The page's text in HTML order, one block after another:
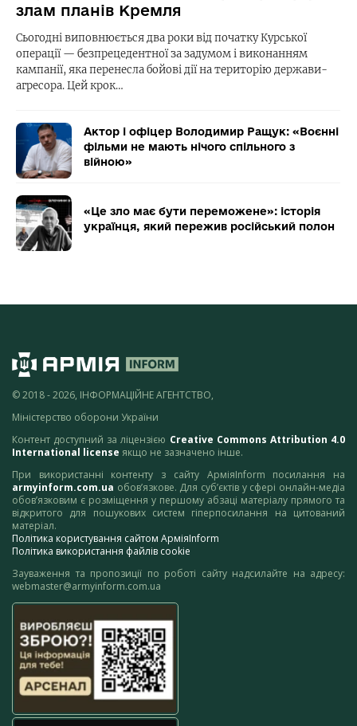
злам планів Кремля
Сьогодні виповнюється два роки від початку Курської
операції — безпрецедентної за задумом і виконанням
кампанії, яка перенесла бойові дії на територію держави-
агресора. Цей крок…
Актор і офіцер Володимир Ращук: «Воєнні
фільми не мають нічого спільного з
війною»
«Це зло має бути переможене»: історія
українця, який пережив російський полон
© 2018 - 2026, ІНФОРМАЦІЙНЕ АГЕНТСТВО,
Міністерство оборони України
Контент доступний за ліцензією Creative Commons Attribution 4.0
International license якщо не зазначено інше.
При використанні контенту з сайту АрміяInform посилання на
armyinform.com.ua обов’язкове. Для суб’єктів у сфері онлайн-медіа
обов’язковим є розміщення у першому абзаці матеріалу прямого та
відкритого для пошукових систем гіперпосилання на цитований
матеріал.
Політика користування сайтом АрміяInform
Політика використання файлів cookie
Зауваження та пропозиції по роботі сайту надсилайте на адресу:
webmaster@armyinform.com.ua